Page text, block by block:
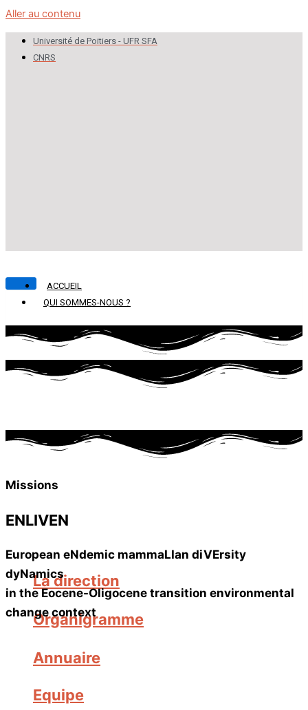
Aller au contenu
Université de Poitiers - UFR SFA
CNRS
ACCUEIL
QUI SOMMES-NOUS ?
La direction
Organigramme
Annuaire
Equipe
Missions
ENLIVEN
European eNdemic mammaLIan diVErsity
dyNamics
in the Eocene-Oligocene transition environmental
change context